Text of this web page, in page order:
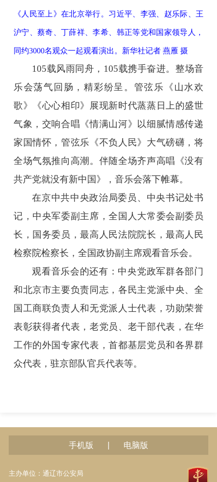
《人民至上》在北京举行。习近平、李强、赵乐际、王
沪宁、蔡奇、丁薛祥、李希、韩正等党和国家领导人，
同约3000名观众一起观看演出。新华社记者 燕雁 摄
105载风雨同舟，105载携手奋进。整场音
乐会荡气回肠，精彩纷呈。管弦乐《山水欢
歌》《心心相印》展现新时代蒸蒸日上的盛世
气象，交响合唱《情满山河》以细腻情感传递
家国情怀，管弦乐《不负人民》大气磅礴，将
全场气氛推向高潮。伴随全场齐声高唱《没有
共产党就没有新中国》，音乐会落下帷幕。
在京中共中央政治局委员、中央书记处书
记，中央军委副主席，全国人大常委会副委员
长，国务委员，最高人民法院院长，最高人民
检察院检察长，全国政协副主席观看音乐会。
观看音乐会的还有：中央党政军群各部门
和北京市主要负责同志，各民主党派中央、全
国工商联负责人和无党派人士代表，功勋荣誉
表彰获得者代表，老党员、老干部代表，在华
工作的外国专家代表，首都基层党员和各界群
众代表，驻京部队官兵代表等。
手机版 电脑版
主办单位：通辽市公安局